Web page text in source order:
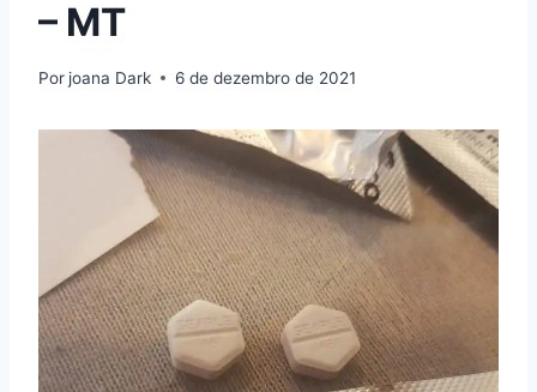
– MT
Por joana Dark 6 de dezembro de 2021